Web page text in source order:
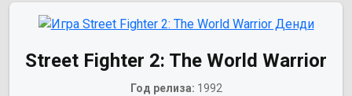
Street Fighter 2: The World Warrior
Год релиза: 1992